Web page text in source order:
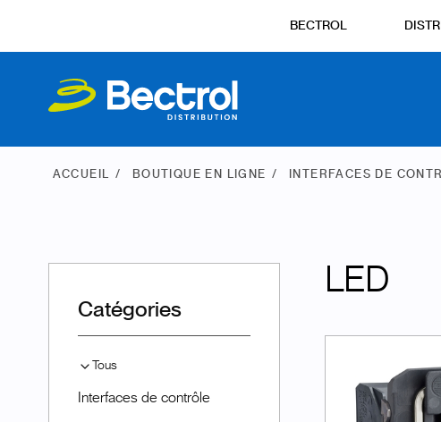
BECTROL
ACCUEIL BOUTIQUE EN LIGNE INTERFACES DE
Catégories
Tous
Interfaces de contrôle
LED